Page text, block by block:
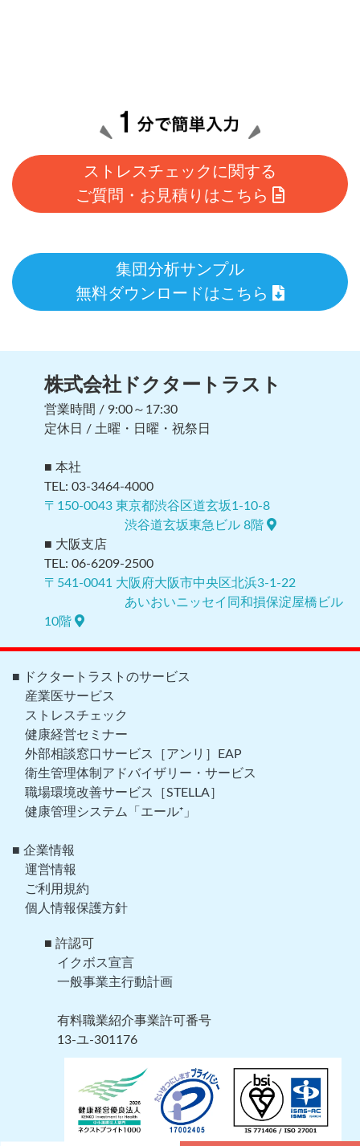
ストレスチェックに関する
ご質問・お見積りはこちら
集団分析サンプル
無料ダウンロードはこちら
株式会社ドクタートラスト
営業時間 / 9:00～17:30
定休日 / 土曜・日曜・祝祭日
■ 本社
TEL: 03-3464-4000
〒150-0043 東京都渋谷区道玄坂1-10-8
渋谷道玄坂東急ビル 8階
■ 大阪支店
TEL: 06-6209-2500
〒541-0041 大阪府大阪市中央区北浜3-1-22
あいおいニッセイ同和損保淀屋橋ビル
10階
■ ドクタートラストのサービス
産業医サービス
ストレスチェック
健康経営セミナー
外部相談窓口サービス［アンリ］EAP
衛生管理体制アドバイザリー・サービス
職場環境改善サービス［STELLA］
健康管理システム「エール⁺」
■ 企業情報
運営情報
ご利用規約
個人情報保護方針
■ 許認可
イクボス宣言
一般事業主行動計画
有料職業紹介事業許可番号
13-ユ-301176